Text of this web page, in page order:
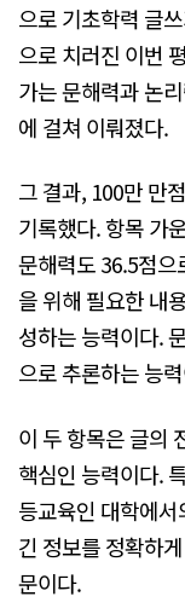
으로 기초학력 글
으로 치러진 이번
가는 문해력과 논
에 걸쳐 이뤄졌다.
그 결과, 100만 만
기록했다. 항목 가
문해력도 36.5점
을 위해 필요한 내
성하는 능력이다.
으로 추론하는 능
이 두 항목은 글의
핵심인 능력이다.
등교육인 대학에
긴 정보를 정확하
문이다.